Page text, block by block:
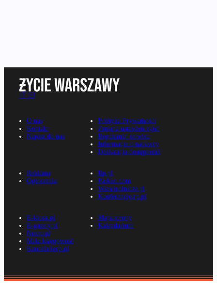
O nas
Kontakt
Napisz do nas
Polityka Prywatności
Zmiana ustawień zgód
Regulamin serwisu
Informacje o nadawcy
Deklaracja dostępności
Reklama
Ogłoszenia
Rp.pl
Parkiet.com
Wiescirolnicze.pl
Konferencje.rp.pl
E-kiosk.pl
E-gazety.pl
Nexto.pl
Mała księgowość
Kancelarierp.pl
Mapa strony
Kalendarium